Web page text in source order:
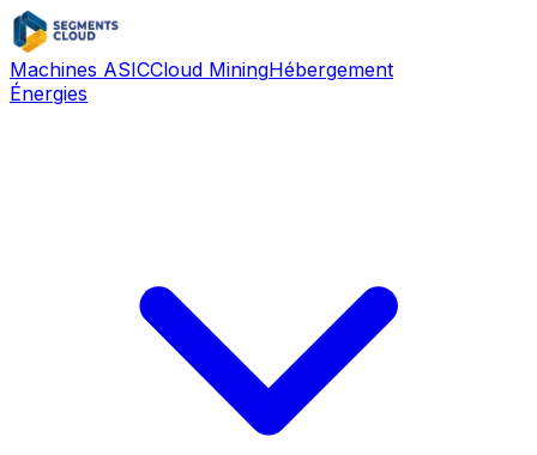
Machines ASICCloud MiningHébergement
Énergies